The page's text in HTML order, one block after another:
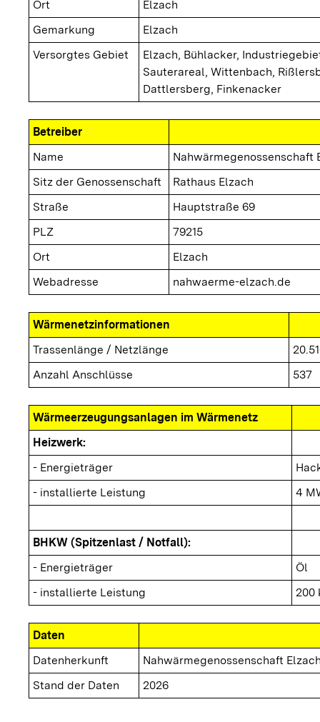
Ort
Elzach
Gemarkung
Elzach
Versorgtes Gebiet
Elzach, Bühlacker,
Sauterareal, Wittenbach,
Dattlersberg, Finkenacker
Betreiber
Name
Nahwärmegenossenschaft
Sitz der Genossenschaft
Rathaus Elzach
Straße
Hauptstraße 69
PLZ
79215
Ort
Elzach
Webadresse
nahwaerme-elzach.de
Wärmenetzinformationen
Trassenlänge / Netzlänge
Anzahl Anschlüsse
537
Wärmeerzeugungsanlagen im Wärmenetz
Heizwerk:
- Energieträger
- installierte Leistung
4
BHKW (Spitzenlast / Notfall):
- Energieträger
Öl
- installierte Leistung
200
Daten
Datenherkunft
Nahwärmegenossenschaft
Stand der Daten
2026